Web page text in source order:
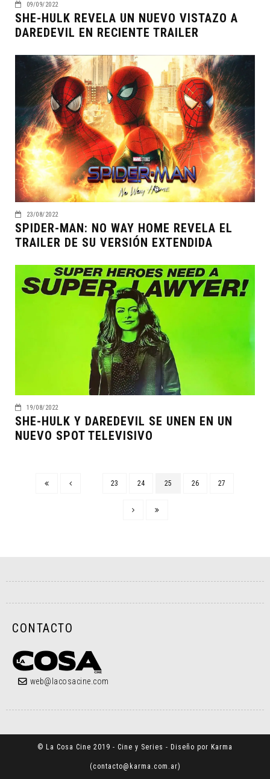
09/09/2022
SHE-HULK REVELA UN NUEVO VISTAZO A
DAREDEVIL EN RECIENTE TRAILER
23/08/2022
SPIDER-MAN: NO WAY HOME REVELA EL
TRAILER DE SU VERSIÓN EXTENDIDA
19/08/2022
SHE-HULK Y DAREDEVIL SE UNEN EN UN
NUEVO SPOT TELEVISIVO
23 24 25 26 27
CONTACTO
web@lacosacine.com
© La Cosa Cine 2019 - Cine y Series - Diseño por Karma
(contacto@karma.com.ar)